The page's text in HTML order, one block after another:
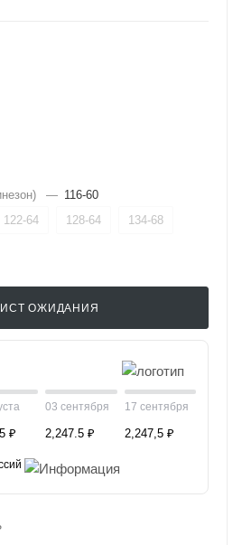
— 116-60
122-64 128-64 134-68
ОЖИДАНИЯ
₽
03 сентября
2,247.5 ₽
17 сентября
2,247,5 ₽